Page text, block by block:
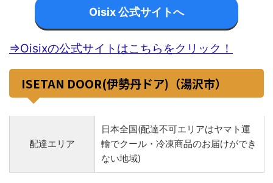
Oisix 公式サイトへ
⇒Oisixの公式サイトはこちらをクリック！
ISETAN DOOR(伊勢丹ドア)（湯沢市）
配達エリア
日本全国(配達不可エリアはヤマト運
輸でクール・冷凍商品のお届けができ
ない地域)